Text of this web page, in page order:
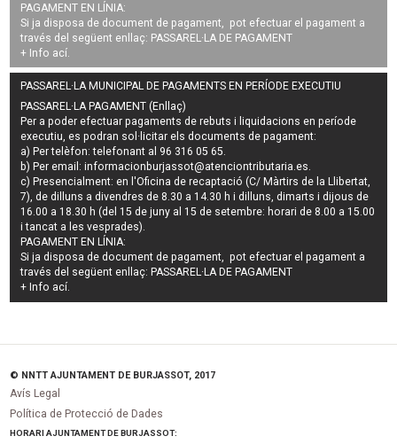
PAGAMENT EN LÍNIA:
Si ja disposa de document de pagament, pot efectuar el pagament a
través del següent enllaç: PASSAREL·LA DE PAGAMENT
+ Info ací.
PASSAREL·LA MUNICIPAL DE PAGAMENTS EN PERÍODE EXECUTIU
PASSAREL·LA PAGAMENT (Enllaç)
Per a poder efectuar pagaments derebuts i liquidacions en període
executiu, es podran sol·licitar els documents de pagament:
a) Per telèfon: telefonant al 96 316 05 65.
b) Per email:informacionburjassot@atenciontributaria.es.
c) Presencialment: en l'Oficina de recaptació (C/ Màrtirs de la Llibertat,
7), de dilluns a divendres de 8.30 a 14.30 h i dilluns, dimarts i dijous de
16.00 a 18.30 h (del 15 de juny al 15 de setembre: horari de 8.00 a 15.00
i tancat a les vesprades).
PAGAMENT EN LÍNIA:
Si ja disposa de document de pagament, pot efectuar el pagament a
través del següent enllaç: PASSAREL·LA DE PAGAMENT
+ Info ací.
© NNTT AJUNTAMENT DE BURJASSOT, 2017
Avís Legal
Política de Protecció de Dades
HORARI AJUNTAMENT DE BURJASSOT: